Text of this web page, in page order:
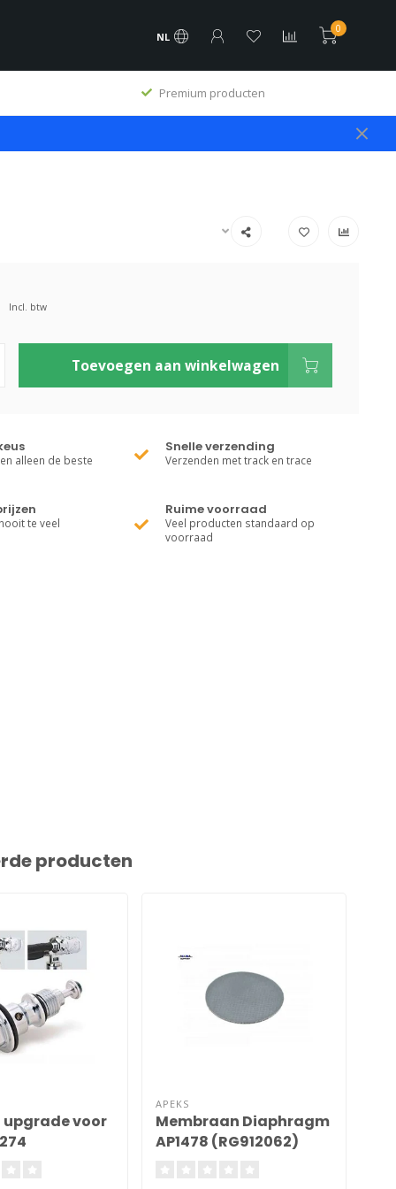
NL
0
Premium producten
Incl. btw
Toevoegen aan winkelwagen
alleen de beste
Snelle verzending
Verzenden met track en trace
te veel
Ruime voorraad
Veel producten standaard op
voorraad
producten
upgrade voor
APEKS
Membraan Diaphragm
AP1478 (RG912062)